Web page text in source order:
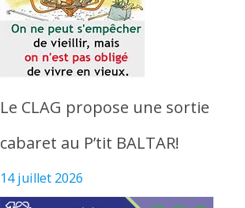
Le CLAG propose une sortie
cabaret au P’tit BALTAR!
14 juillet 2026